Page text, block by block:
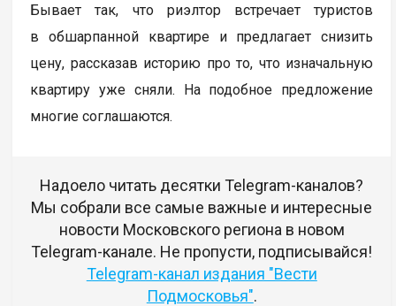
Бывает так, что риэлтор встречает туристов
в обшарпанной квартире и предлагает снизить
цену, рассказав историю про то, что изначальную
квартиру уже сняли. На подобное предложение
многие соглашаются.
Надоело читать десятки Telegram-каналов?
Мы собрали все самые важные и интересные
новости Московского региона в новом
Telegram-канале. Не пропусти, подписывайся!
Telegram-канал издания "Вести
Подмосковья".